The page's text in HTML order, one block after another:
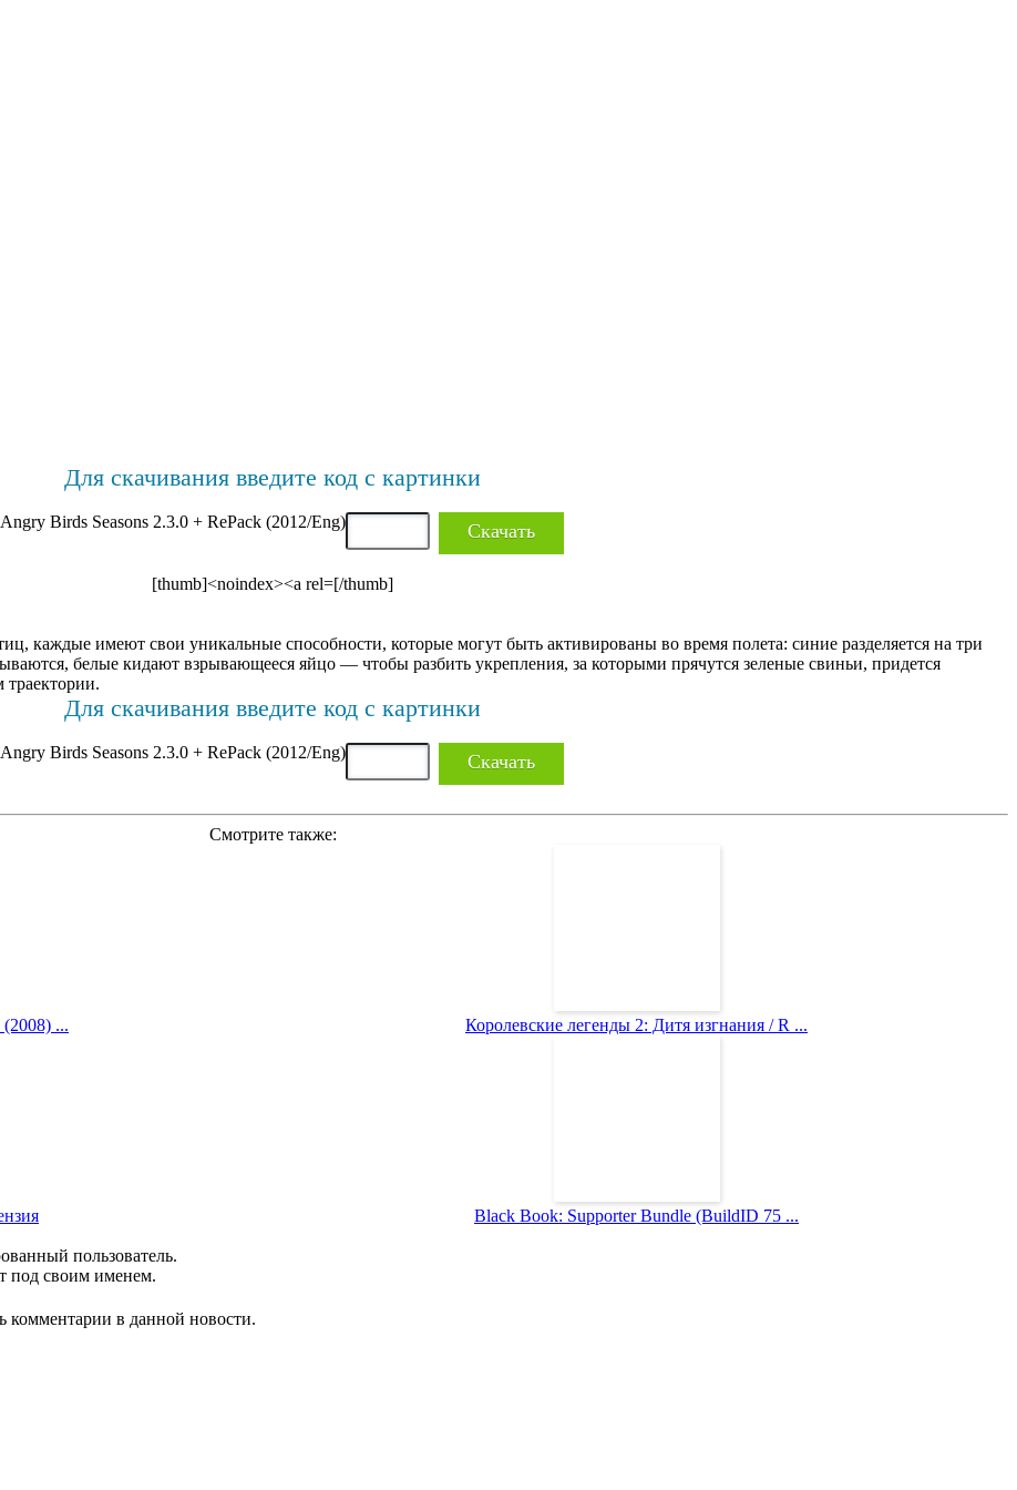
Для скачивания введите код с картинки
Скачать
[thumb]<noindex><a rel=[/thumb]
каждые имеют свои уникальные способности, которые могут быть активированы во время полета: синие разделяется на три
белые кидают взрывающееся яйцо — чтобы разбить укрепления, за которыми прячутся зеленые свиньи, придется
Для скачивания введите код с картинки
Скачать
Смотрите также:
... Королевские легенды 2: Дитя изгнания / R ...
Black Book: Supporter Bundle (BuildID 75 ...
пользователь.
под своим именем.
комментарии в данной новости.